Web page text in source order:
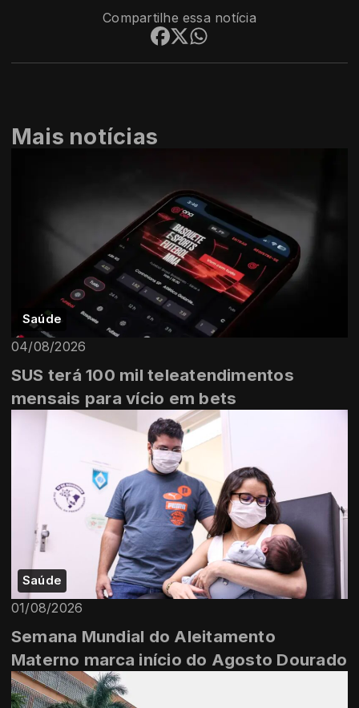
Compartilhe essa notícia
Mais notícias
Saúde
04/08/2026
SUS terá 100 mil teleatendimentos
mensais para vício em bets
Saúde
01/08/2026
Semana Mundial do Aleitamento
Materno marca início do Agosto Dourado